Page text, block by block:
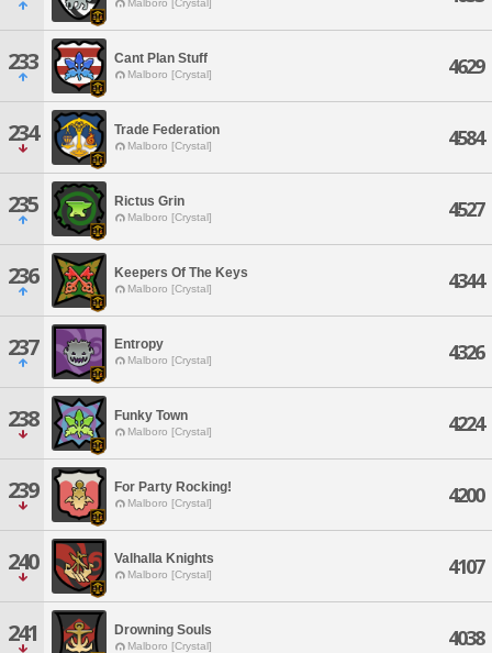
Malboro [Crystal]
233 Cant Plan Stuff
Malboro [Crystal] 4629
234 Trade Federation
Malboro [Crystal] 4584
235 Rictus Grin
Malboro [Crystal] 4527
236 Keepers Of The Keys
Malboro [Crystal] 4344
237 Entropy
Malboro [Crystal] 4326
238 Funky Town
Malboro [Crystal] 4224
239 For Party Rocking!
Malboro [Crystal] 4200
240 Valhalla Knights
Malboro [Crystal] 4107
241 Drowning Souls
Malboro [Crystal] 4038